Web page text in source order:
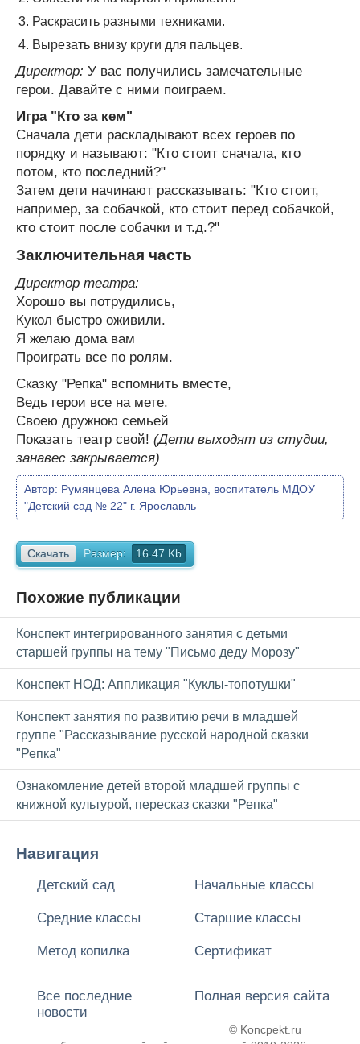
Раскрасить разными техниками.
Вырезать внизу круги для пальцев.
Директор: У вас получились замечательные
герои. Давайте с ними поиграем.
Игра "Кто за кем"
Сначала дети раскладывают всех героев по
порядку и называют: "Кто стоит сначала, кто
потом, кто последний?"
Затем дети начинают рассказывать: "Кто стоит,
например, за собачкой, кто стоит перед собачкой,
кто стоит после собачки и т.д.?"
Заключительная часть
Директор театра:
Хорошо вы потрудились,
Кукол быстро оживили.
Я желаю дома вам
Проиграть все по ролям.
Сказку "Репка" вспомнить вместе,
Ведь герои все на мете.
Своею дружною семьей
Показать театр свой! (Дети выходят из студии,
занавес закрывается)
Автор: Румянцева Алена Юрьевна, воспитатель МДОУ
"Детский сад № 22" г. Ярославль
Скачать Размер: 16.47 Kb
Похожие публикации
Конспект интегрированного занятия с детьми
старшей группы на тему "Письмо деду Морозу"
Конспект НОД: Аппликация "Куклы-топотушки"
Конспект занятия по развитию речи в младшей
группе "Рассказывание русской народной сказки
"Репка"
Ознакомление детей второй младшей группы с
книжной культурой, пересказ сказки "Репка"
Навигация
Детский сад Начальные классы
Средние классы Старшие классы
Метод копилка Сертификат
Все последние
новости
Полная версия сайта
© Koncpekt.ru